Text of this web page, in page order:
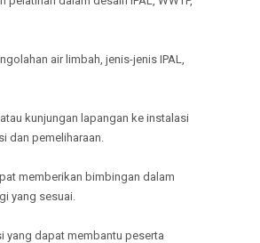
air limbah, jenis-jenis IPAL,
kunjungan lapangan ke instalasi
dan pemeliharaan.
memberikan bimbingan dalam
yang sesuai.
yang dapat membantu peserta